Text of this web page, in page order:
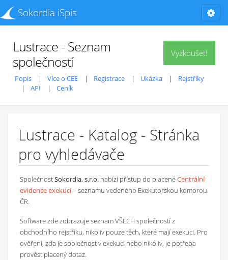
Sokordia iSpis
Vyzkoušet!
Lustrace - Seznam
společností
Popis Více o CEE Registrace Ukázka
Rejstříky
API
Ceník
Lustrace - Katalog - Stránka
pro vyhledávače
SpolečnostSokordia, s.r.o. nabízí přístup do placenéCentrální
evidence exekucí– seznamu vedeného Exekutorskou komorou
ČR.
Software zde zobrazuje seznam VŠECH společností z
obchodního rejstříku, nikoliv pouze těch, které mají exekuci. Pro
ověření, zda je společnost v exekuci nebo nikoliv, je potřeba
provést placený dotaz.